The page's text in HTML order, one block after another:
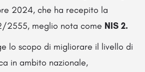
2024, che ha recepito la
2555, meglio nota come NIS 2.
lo scopo di migliorare il livello di
in ambito nazionale,